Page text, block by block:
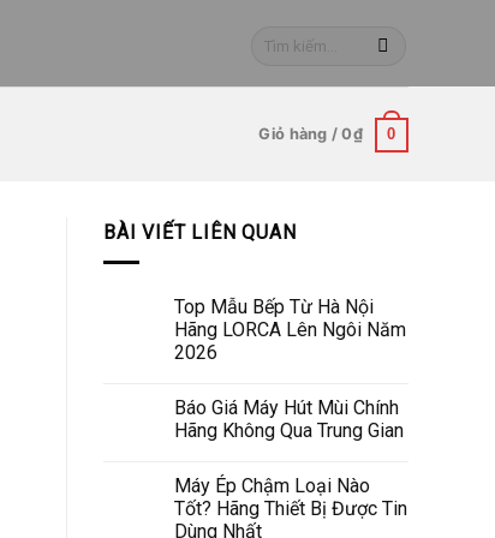
Tìm
Giỏ hàng /0₫ 0
BÀI VIẾT LIÊN QUAN
Top Mẫu Bếp Từ Hà Nội
Hãng LORCA Lên Ngôi Năm
2026
Báo Giá Máy Hút Mùi Chính
Hãng Không Qua Trung Gian
Máy Ép Chậm Loại Nào
Tốt? Hãng Thiết Bị Được Tin
Dùng Nhất